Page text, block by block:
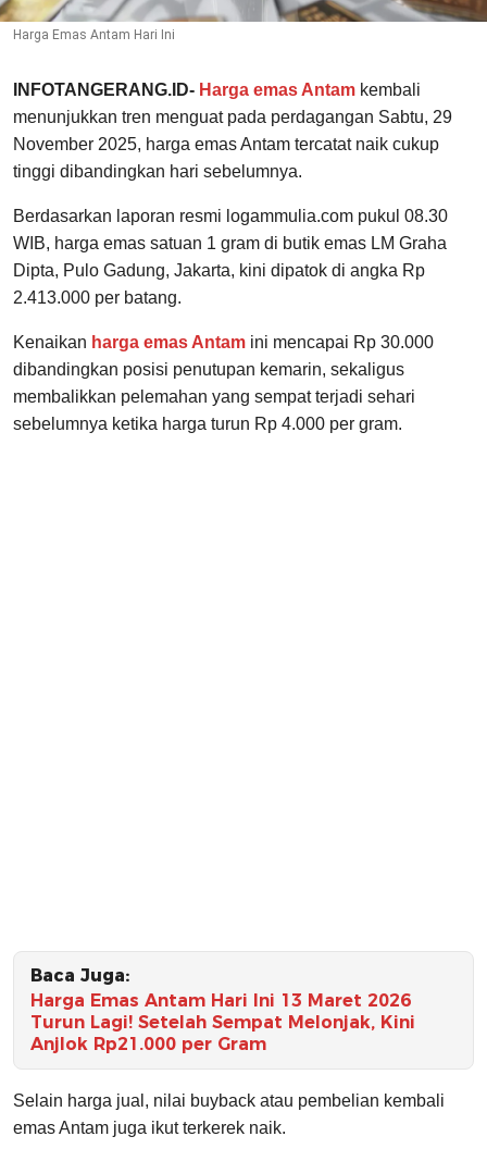
Harga Emas Antam Hari Ini
INFOTANGERANG.ID- Harga emas Antam kembali
menunjukkan tren menguat pada perdagangan Sabtu, 29
November 2025, harga emas Antam tercatat naik cukup
tinggi dibandingkan hari sebelumnya.
Berdasarkan laporan resmi logammulia.com pukul 08.30
WIB, harga emas satuan 1 gram di butik emas LM Graha
Dipta, Pulo Gadung, Jakarta, kini dipatok di angka Rp
2.413.000 per batang.
Kenaikan harga emas Antam ini mencapai Rp 30.000
dibandingkan posisi penutupan kemarin, sekaligus
membalikkan pelemahan yang sempat terjadi sehari
sebelumnya ketika harga turun Rp 4.000 per gram.
Baca Juga:
Harga Emas Antam Hari Ini 13 Maret 2026
Turun Lagi! Setelah Sempat Melonjak, Kini
Anjlok Rp21.000 per Gram
Selain harga jual, nilai buyback atau pembelian kembali
emas Antam juga ikut terkerek naik.